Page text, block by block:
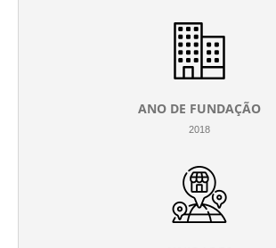
ANO DE FUNDAÇÃO
2018